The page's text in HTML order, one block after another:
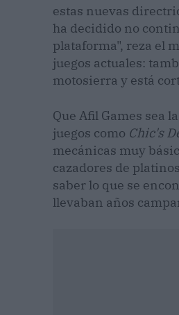
estas nuevas
ha decidido no
plataforma", reza el
juegos actuales:
motosierra y está
Que Afil Games sea
juegos como Chic's
mecánicas muy
cazadores de
saber lo que se
llevaban años